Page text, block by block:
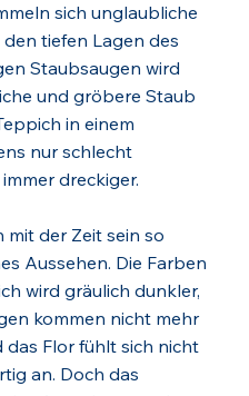
sich unglaubliche
tiefen Lagen des
Staubsaugen wird
und gröbere Staub
in einem
nur schlecht
dreckiger.
mit der Zeit sein so
Aussehen. Die Farben
wird gräulich dunkler,
kommen nicht mehr
das Flor fühlt sich nicht
an. Doch das